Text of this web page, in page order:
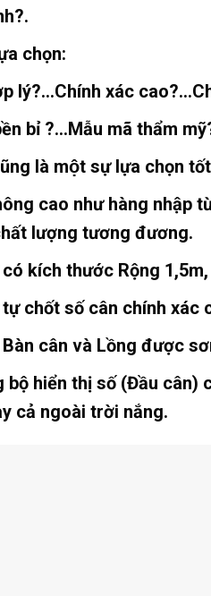
chọn:
lý?…Chính xác
bỉ ?…Mẫu mã thẩm
là một sự lựa chọn
cao như hàng nhập
lượng tương đương.
có kích thước Rộng
tự chốt số cân chính xác
Bàn cân và Lồng được
bộ hiển thị số (Đầu cân)
cả ngoài trời nắng.